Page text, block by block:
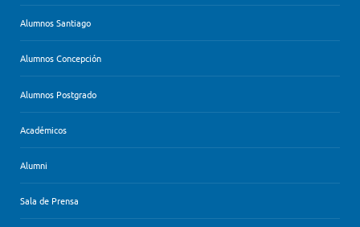
Alumnos Santiago
Alumnos Concepción
Alumnos Postgrado
Académicos
Alumni
Sala de Prensa